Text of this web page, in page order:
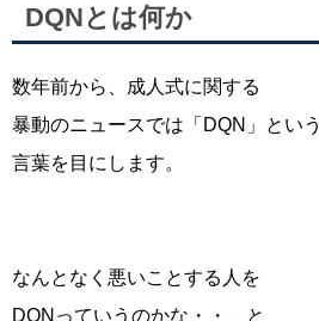
DQNとは何か
数年前から、成人式に関する
暴動のニュースでは「DQN」という
言葉を目にします。
なんとなく悪いことする人を
DQNっていうのかな・・、と